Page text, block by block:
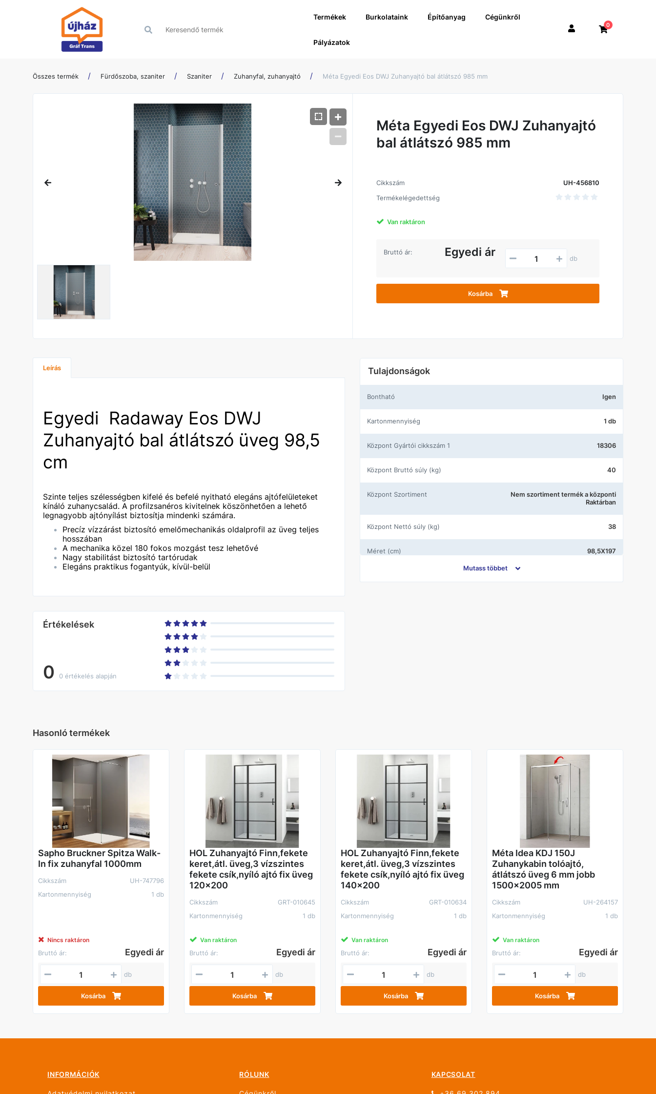
Termékek Burkolataink Építőanyag Cégünkről
Pályázatok
0
Összes termék Fürdőszoba, szaniter Szaniter Zuhanyfal, zuhanyajtó Méta Egyedi Eos DWJ Zuhanyajtó bal átlátszó 985 mm
Méta Egyedi Eos DWJ Zuhanyajtó
bal átlátszó 985 mm
Cikkszám
UH-456810
Termékelégedettség
Van raktáron
Bruttó ár: Egyedi ár db
Kosárba
Leírás
Egyedi Radaway Eos DWJ
Zuhanyajtó bal átlátszó üveg 98,5
cm
Szinte teljes szélességben kifelé és befelé nyitható elegáns ajtófelületeket
kínáló zuhanycsalád. A profilzsanéros kivitelnek köszönhetően a lehető
legnagyobb ajtónyílást biztosítja mindenki számára.
Precíz vízzárást biztosító emelőmechanikás oldalprofil az üveg teljes
hosszában
A mechanika közel 180 fokos mozgást tesz lehetővé
Nagy stabilitást biztosító tartórudak
Elegáns praktikus fogantyúk, kívül-belül
Értékelések
0 0 értékelés alapján
Tulajdonságok
Bontható Igen
Kartonmennyiség 1 db
központ Gyártói cikkszám 1 18306
központ Bruttó súly (kg) 40
központ Szortiment
Nem szortiment termék a központi
Raktárban
központ Nettó súly (kg) 38
Méret (cm) 98,5X197
Mutass többet
Hasonló termékek
Sapho Bruckner Spitza Walk-
In fix zuhanyfal 1000mm
Cikkszám
UH-747796
Kartonmennyiség
1 db
Nincs raktáron
Bruttó ár: Egyedi ár
db
Kosárba
HOL Zuhanyajtó Finn,fekete
keret,átl. üveg,3 vízszintes
fekete csík,nyíló ajtó fix üveg
120x200
Cikkszám
GRT-010645
Kartonmennyiség
1 db
Van raktáron
Bruttó ár: Egyedi ár
db
Kosárba
HOL Zuhanyajtó Finn,fekete
keret,átl. üveg,3 vízszintes
fekete csík,nyíló ajtó fix üveg
140x200
Cikkszám
GRT-010634
Kartonmennyiség
1 db
Van raktáron
Bruttó ár: Egyedi ár
db
Kosárba
Méta Idea KDJ 150J
Zuhanykabin tolóajtó,
átlátszó üveg 6 mm jobb
1500x2005 mm
Cikkszám
UH-264157
Kartonmennyiség
1 db
Van raktáron
Bruttó ár: Egyedi ár
db
Kosárba
INFORMÁCIÓK RÓLUNK KAPCSOLAT